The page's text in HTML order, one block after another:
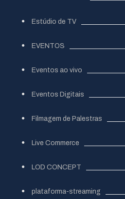
Estúdio de TV
EVENTOS
Eventos ao vivo
Eventos Digitais
Filmagem de Palestras
Live Commerce
LOD CONCEPT
plataforma-streaming